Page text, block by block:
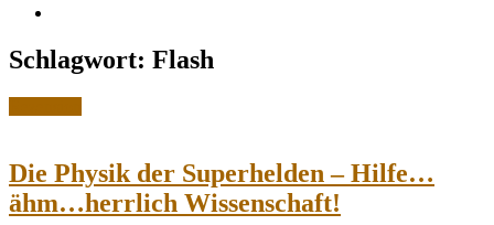
Toggle
navigation
Schlagwort: Flash
Die Physik der Superhelden – Hilfe…
ähm…herrlich Wissenschaft!